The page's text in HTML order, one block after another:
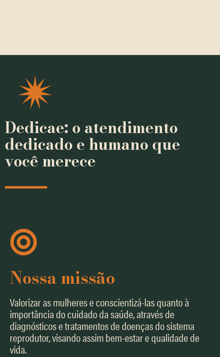
Dedicae: o atendimento
dedicado e humano que
você merece
Nossa missão
Valorizar as mulheres e conscientizá-las quanto à
importância do cuidado da saúde, através de
diagnósticos e tratamentos de doenças do sistema
reprodutor, visando assim bem-estar e qualidade de
vida.